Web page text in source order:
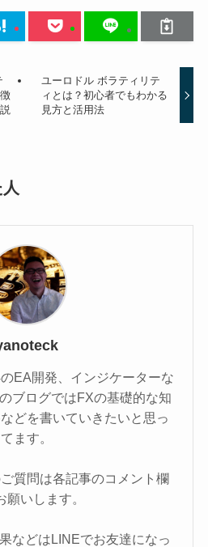
ユーロドル ボラティリテ
ィとは？初心者でもわかる
見方と活用法
EA開発、インジケーターな
ブログではFXの基礎的な知
どを書いていきたいと思っ
てます。
質問は各記事のコメント欄
願いします。
などはLINEでお友達になっ